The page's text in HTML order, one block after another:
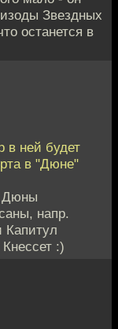
Звездных
останется в
в ней будет
в "Дюне"
Дюны
напр.
:)